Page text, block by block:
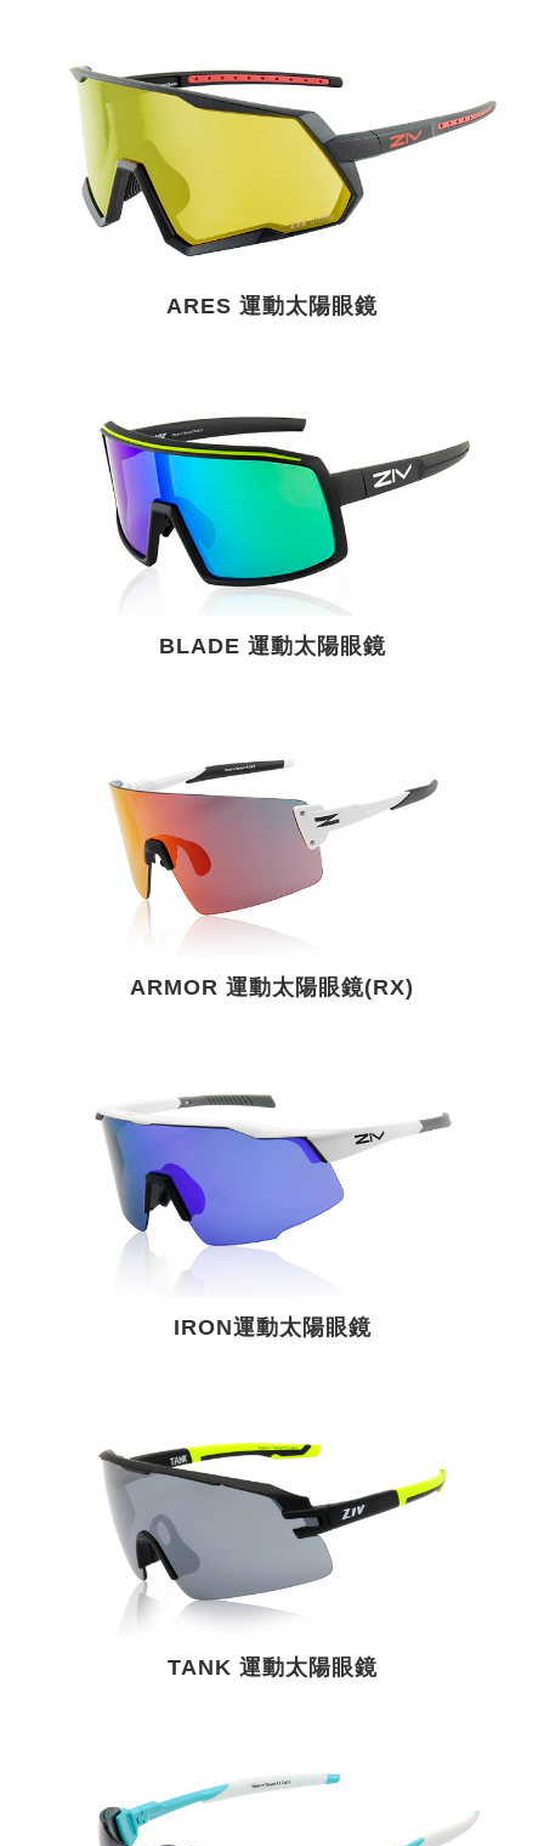
ARES 運動太陽眼鏡
BLADE 運動太陽眼鏡
ARMOR 運動太陽眼鏡(RX)
IRON運動太陽眼鏡
TANK 運動太陽眼鏡